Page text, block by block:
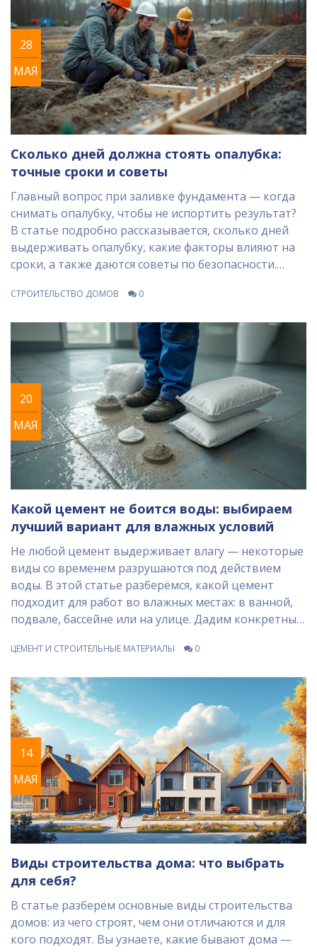
28
МАЯ
Сколько дней должна стоять опалубка:
точные сроки и советы
Главный вопрос при заливке фундамента — когда
снимать опалубку, чтобы не испортить результат?
В статье подробно рассказывается, сколько дней
выдерживать опалубку, какие факторы влияют на
сроки, а также даются советы по безопасности.
процесса без ущерба качеству. Узнаете все нюансы,
строителей.
СТРОИТЕЛЬСТВО ДОМОВ 0
20
МАЯ
Какой цемент не боится воды: выбираем
лучший вариант для влажных условий
Не любой цемент выдерживает влагу — некоторые
виды со временем разрушаются под действием
воды. В этой статье разберёмся, какой цемент
подходит для работ во влажных местах: в ванной,
подвале, бассейне или на улице. Дадим конкретные
при покупке. Не забудем и о простых советах по
После прочтения вы сможете уверенно выбирать
подходящий цемент для любых условий.
ЦЕМЕНТ И СТРОИТЕЛЬНЫЕ МАТЕРИАЛЫ 0
14
МАЯ
Виды строительства дома: что выбрать
для себя?
В статье разберём основные виды строительства
домов: из чего строят, чем они отличаются и для
кого подходят. Вы узнаете, какие бывают дома —